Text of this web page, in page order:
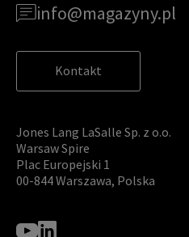
info@magazyny.pl
Kontakt
Jones Lang LaSalle Sp. z o.o.
Warsaw Spire
Plac Europejski 1
00-844 Warszawa, Polska